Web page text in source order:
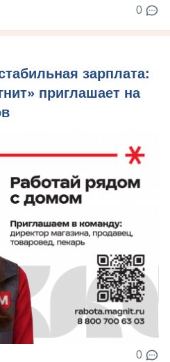
0
зарплата:
приглашает на
0